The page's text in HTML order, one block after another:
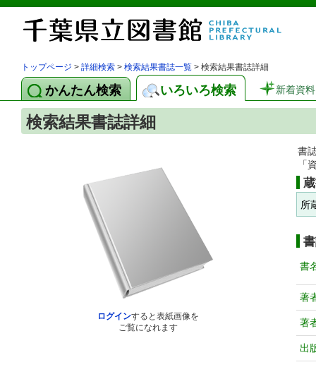
トップページ > 詳細検索 > 検索結果書誌一覧 > 検索結果書誌詳細
かんたん検索 いろいろ検索 新着資料
検索結果書誌詳細
ログインすると表紙画像を
ご覧になれます
書
「
所
書
著
著
出